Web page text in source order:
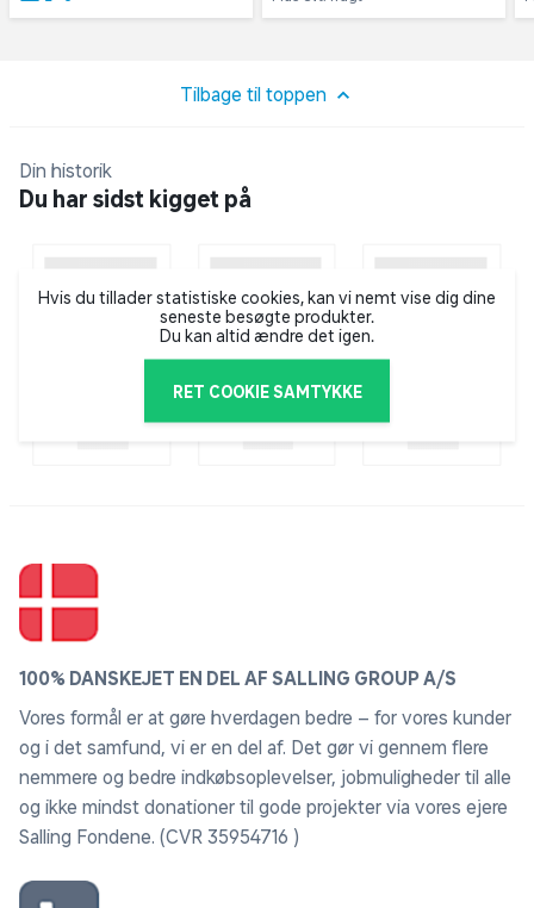
Tilbage til toppen
Din historik
Du har sidst kigget på
Hvis du tillader statistiske cookies, kan vi nemt vise dig dine
seneste besøgte produkter.
Du kan altid ændre det igen.
RET COOKIE SAMTYKKE
100% DANSKEJET EN DEL AF SALLING GROUP A/S
Vores formål er at gøre hverdagen bedre – for vores kunder
og i det samfund, vi er en del af. Det gør vi gennem flere
nemmere og bedre indkøbsoplevelser, jobmuligheder til alle
og ikke mindst donationer til gode projekter via vores ejere
Salling Fondene. (CVR 35954716 )